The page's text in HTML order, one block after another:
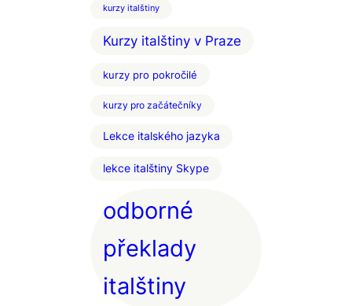
kurzy italštiny
Kurzy italštiny v Praze
kurzy pro pokročilé
kurzy pro začátečníky
Lekce italského jazyka
lekce italštiny Skype
odborné
překlady
italštiny